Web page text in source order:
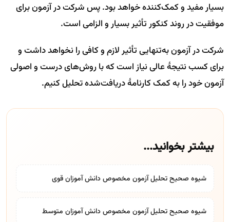
بسیار مفید و کمک‌کننده خواهد بود. پس شرکت در آزمون برای
موفقیت در روند کنکور تأثیر بسیار و الزامی است.
شرکت در آزمون به‌تنهایی تأثیر لازم و کافی را نخواهد داشت و
برای کسب نتیجهٔ عالی نیاز است که با روش‌های درست و اصولی
آزمون خود را به کمک کارنامهٔ دریافت‌شده تحلیل کنیم.
بیشتر بخوانید...
شیوه صحیح تحلیل آزمون مخصوص دانش آموزان قوی
شیوه صحیح تحلیل آزمون مخصوص دانش آموزان متوسط